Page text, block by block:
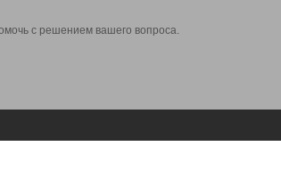
с решением вашего вопроса.